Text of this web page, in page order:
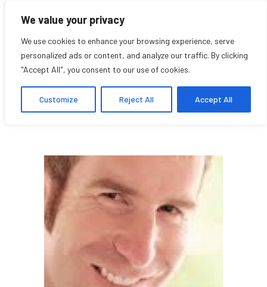
We value your privacy
We use cookies to enhance your browsing experience, serve
personalized ads or content, and analyze our traffic. By clicking
"Accept All", you consent to our use of cookies.
Customize Reject All Accept All
Ted Rutland
Affilié chercheur